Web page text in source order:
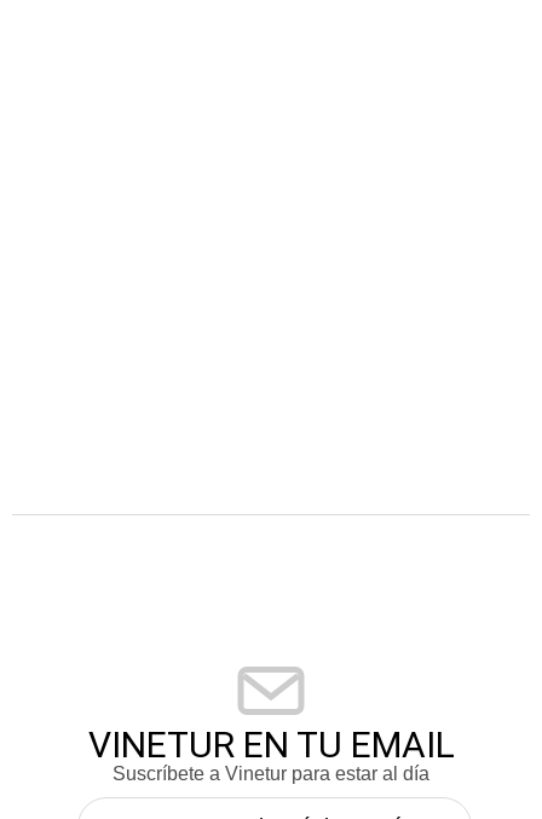
VINETUR EN TU EMAIL
Suscríbete a Vinetur para estar al día